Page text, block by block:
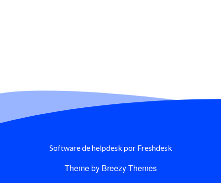
Software de helpdesk por Freshdesk
Theme by Breezy Themes